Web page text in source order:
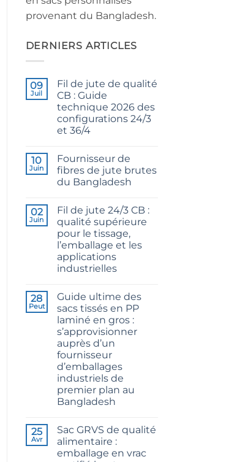
provenant du Bangladesh.
DERNIERS ARTICLES
09
Juil
Fil de jute de qualité
CB : Guide
technique 2026 des
configurations 24/3
et 36/4
sur
CB
Grade
Jute
Technical
2026
Guide
to
24/3
and
36/4
Configurations
10
Juin
Fournisseur de
fibres de jute brutes
du Bangladesh
sur
Raw
Jute
Fibre
Supplier
Bangladesh
02
Juin
Fil de jute 24/3 CB :
qualité supérieure
pour le tissage,
l’emballage et les
applications
industrielles
sur
24/3
CB
Grade
Jute
Yarn:
Premium
Quality
for
Weaving,
Packaging
and
Industrial
Applications
28
Peut
Guide ultime des
sacs tissés en PP
laminé en gros :
s’approvisionner
auprès d’un
fournisseur
d’emballages
industriels de
premier plan au
Bangladesh
sur
The
Ultimate
Guide
25
Avr
Sac GRVS de qualité
alimentaire :
emballage en vrac